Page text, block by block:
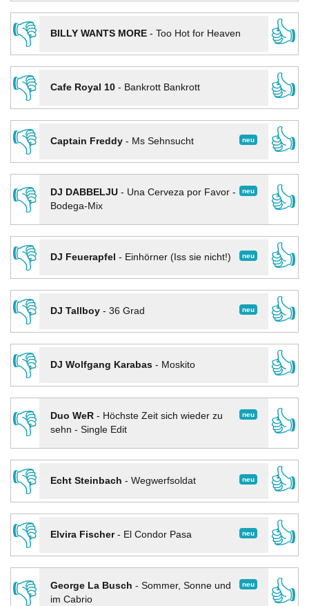
👎
BILLY WANTS MORE- Too Hot for Heaven
👍
👎
Cafe Royal 10- Bankrott Bankrott
👍
👎
neu
Captain Freddy- Ms Sehnsucht
👍
👎
neu
DJ DABBELJU- Una Cerveza por Favor -
Bodega-Mix
👍
👎
neu
DJ Feuerapfel - Einhörner (Iss sie nicht!)
👍
👎
neu
DJ Tallboy- 36 Grad
👍
👎
DJ Wolfgang Karabas- Moskito
👍
👎
neu
Duo WeR- Höchste Zeit sich wieder zu
sehn - Single Edit
👍
👎
neu
Echt Steinbach - Wegwerfsoldat
👍
👎
neu
Elvira Fischer- El Condor Pasa
👍
👎
neu
George La Busch - Sommer, Sonne und
im Cabrio
👍